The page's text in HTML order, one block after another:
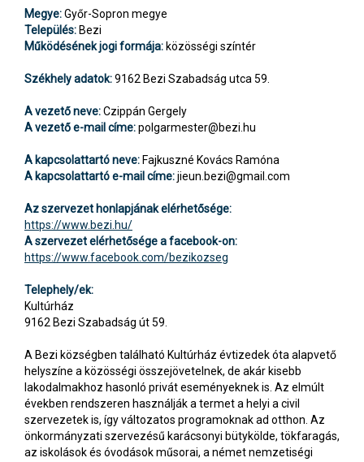
Megye:Győr-Sopron megye
Település: Bezi
Működésének jogi formája: közösségi színtér
Székhely adatok:9162 Bezi Szabadság utca 59.
A vezető neve:Czippán Gergely
A vezető e-mail címe:polgarmester@bezi.hu
A kapcsolattartó neve: Fajkuszné Kovács Ramóna
A kapcsolattartó e-mail címe:jieun.bezi@gmail.com
Az szervezet honlapjának elérhetősége:
https://www.bezi.hu/
A szervezet elérhetősége a facebook-on:
https://www.facebook.com/bezikozseg
Telephely/ek:
Kultúrház
9162 Bezi Szabadság út 59.
A Bezi községben található Kultúrház évtizedek óta alapvető
helyszíne a közösségi összejövetelnek, de akár kisebb
lakodalmakhoz hasonló privát eseményeknek is. Az elmúlt
években rendszeren használják a termet a helyi a civil
szervezetek is, így változatos programoknak ad otthon. Az
önkormányzati szervezésű karácsonyi bütykölde, tökfaragás,
az iskolások és óvodások műsorai, a német nemzetiségi